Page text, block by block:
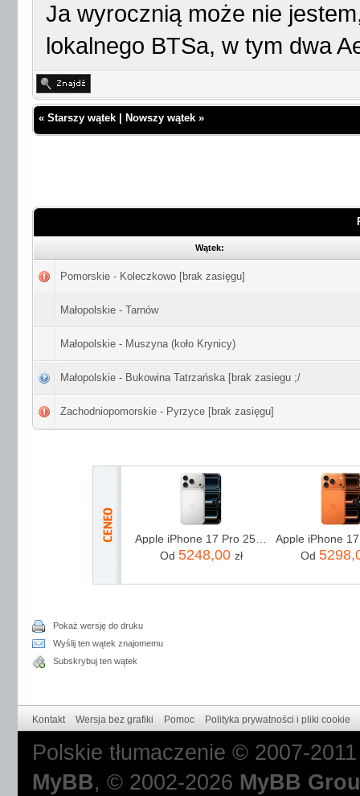
Ja wyrocznią może nie
lokalnego BTSa, w tym dwa
« Starszy wątek Nowszy wątek »
Wątek:
Pomorskie - Koleczkowo [brak zasięgu]
Małopolskie - Tarnów
Małopolskie - Muszyna (koło Krynicy)
Małopolskie - Bukowina Tatrzańska [brak zasiegu ;/
Zachodniopomorskie - Pyrzyce [brak zasięgu]
Apple iPhone 17 Pro 256GB Srebrny
Od 5248,00 zł Od
Pokaż wersję do druku
Wyślij ten wątek znajomemu
Subskrybuj ten wątek
Kontakt Wersja bez grafiki Pomoc Polityka prywatności i pliki cookie
Polskie tłumaczenie © 2007-
MyBB, © 2002-2026 MyBB